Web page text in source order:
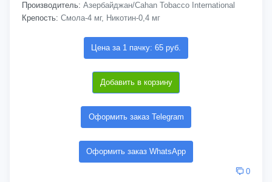
Производитель: Азербайджан/Cahan Tobacco International
Крепость: Смола-4 мг, Никотин-0,4 мг
Цена за 1 пачку: 65 руб.
Добавить в корзину
Оформить заказ Telegram
Оформить заказ WhatsApp
0